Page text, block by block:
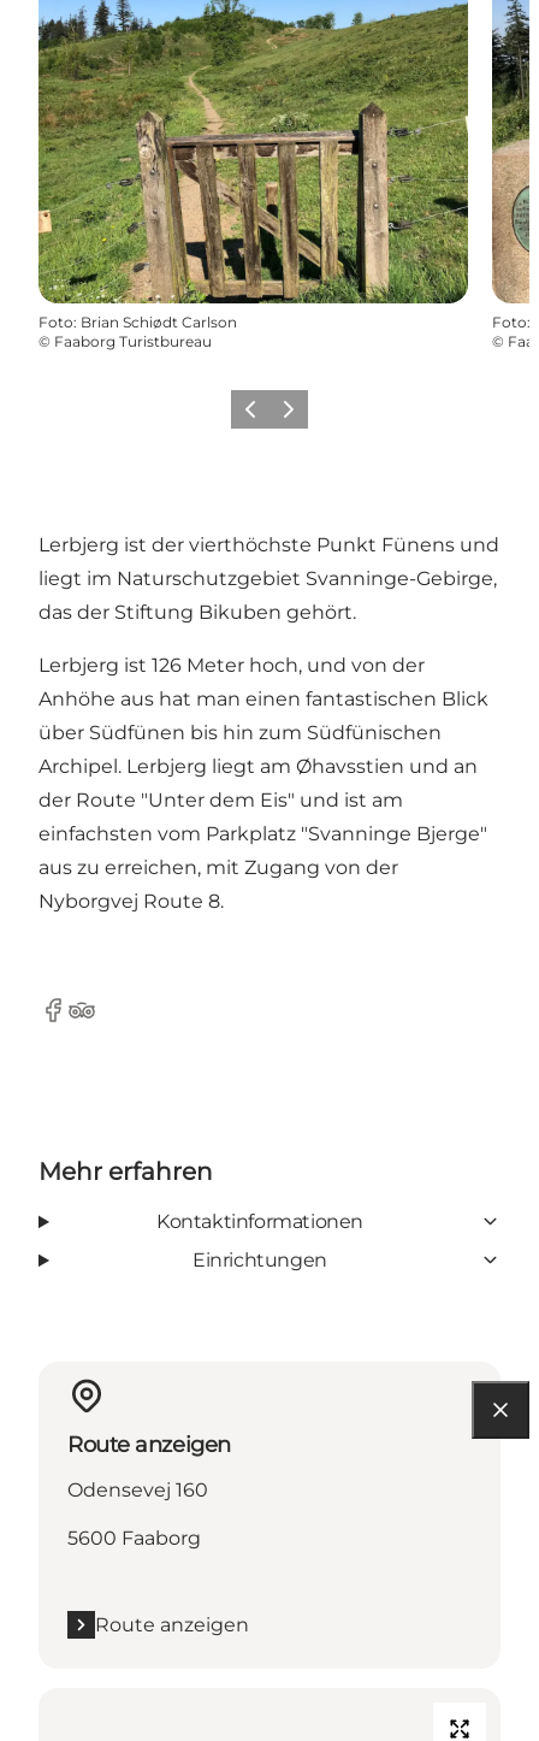
Foto: Brian Schiødt Carlson
© Faaborg Turistbureau
Foto:
©
Vorherige Folie
Nächste Folie
Lerbjerg ist der vierthöchste Punkt Fünens und
liegt im Naturschutzgebiet Svanninge-Gebirge,
das der Stiftung Bikuben gehört.
Lerbjerg ist 126 Meter hoch, und von der
Anhöhe aus hat man einen fantastischen Blick
über Südfünen bis hin zum Südfünischen
Archipel. Lerbjerg liegt am Øhavsstien und an
der Route "Unter dem Eis" und ist am
einfachsten vom Parkplatz "Svanninge Bjerge"
aus zu erreichen, mit Zugang von der
Nyborgvej Route 8.
Facebook
Tripadvisor
Mehr erfahren
Kontaktinformationen
Einrichtungen
Route anzeigen
Odensevej 160
5600 Faaborg
Route anzeigen